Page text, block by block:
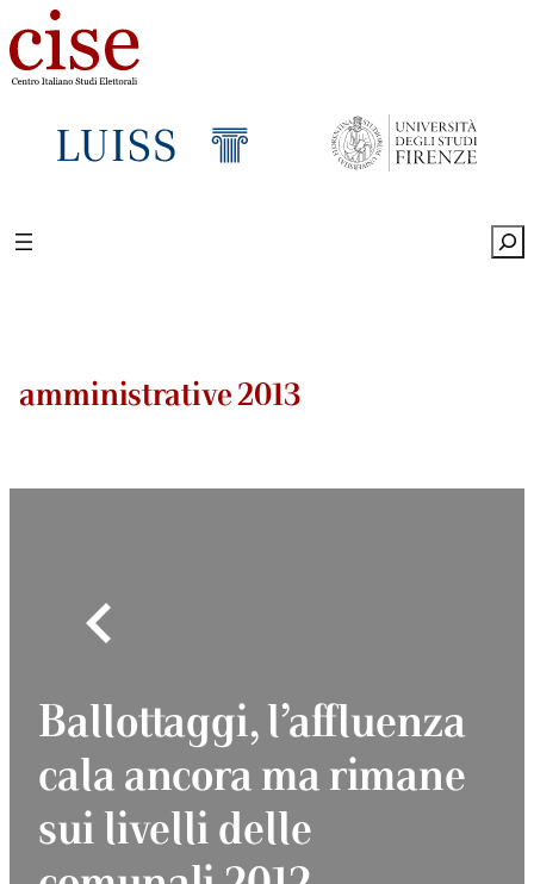
amministrative 2013
Ballottaggi, l’affluenza
cala ancora ma rimane
sui livelli delle